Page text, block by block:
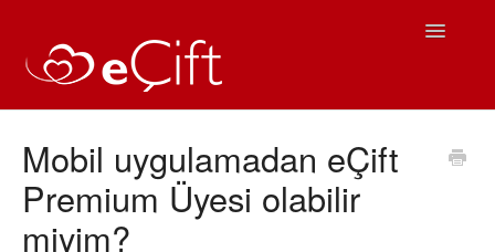
Toggle
eÇift Kullanım
Mobil uygulamadan eÇift
Premium Üyesi olabilir
miyim?